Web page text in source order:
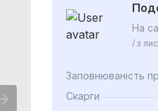
На
/ з
Заповнюваність
Скарги